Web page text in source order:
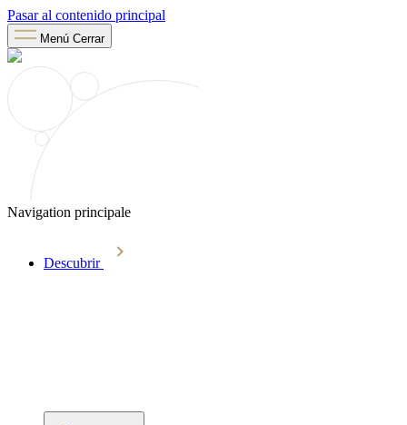
Pasar al contenido principal
Menú Cerrar
Navigation principale
Descubrir